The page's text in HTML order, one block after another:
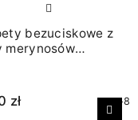
bezuciskowe z
merynosów
zł +8